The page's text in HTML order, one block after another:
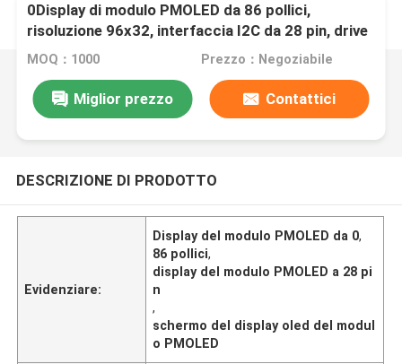
0Display di modulo PMOLED da 86 pollici,
risoluzione 96x32, interfaccia I2C da 28 pin, drive
IC SSD1316Z2
MOQ：1000 Prezzo：Negoziabile
Miglior prezzo Contattici
DESCRIZIONE DI PRODOTTO
Evidenziare:
Display del modulo PMOLED da 0,
86 pollici,
display del modulo PMOLED a 28 pi
n
,
schermo del display oled del modul
o PMOLED